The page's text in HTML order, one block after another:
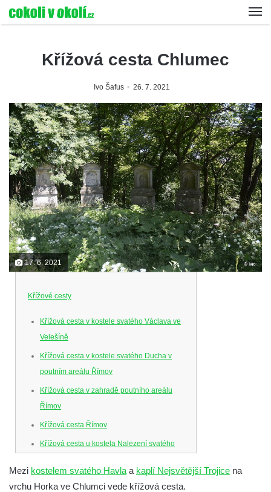
Křížová cesta Chlumec
Ivo Šafus 26. 7. 2021
17. 6. 2021
Křížové cesty
Křížová cesta v kostele svatého Václava ve
Velešíně
Křížová cesta v kostele svatého Ducha v
poutním areálu Římov
Křížová cesta v zahradě poutního areálu
Římov
Křížová cesta Římov
Křížová cesta u kostela Nalezení svatého
Křížová cesta na Křížovém vrchu ve
Mezi kostelem svatého Havla a kaplí Nejsvětější Trojice na
vrchu Horka ve Chlumci vede křížová cesta.